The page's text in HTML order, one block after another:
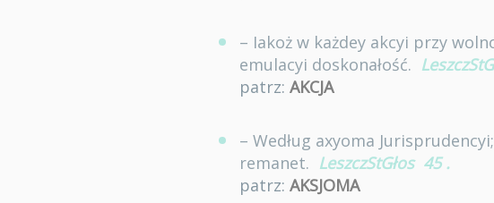
– Iakoż w każdey akcyi przy
emulacyi doskonałość.
patrz: AKCJA
– Według axyoma
remanet. LeszczStGłos 45 .
patrz: AKSJOMA